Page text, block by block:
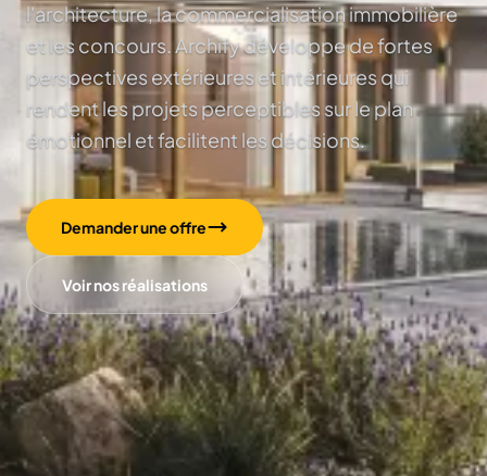
l'architecture, la commercialisation immobilière
et les concours. Archify développe de fortes
perspectives extérieures et intérieures qui
rendent les projets perceptibles sur le plan
émotionnel et facilitent les décisions.
Demander une offre
Voir nos réalisations